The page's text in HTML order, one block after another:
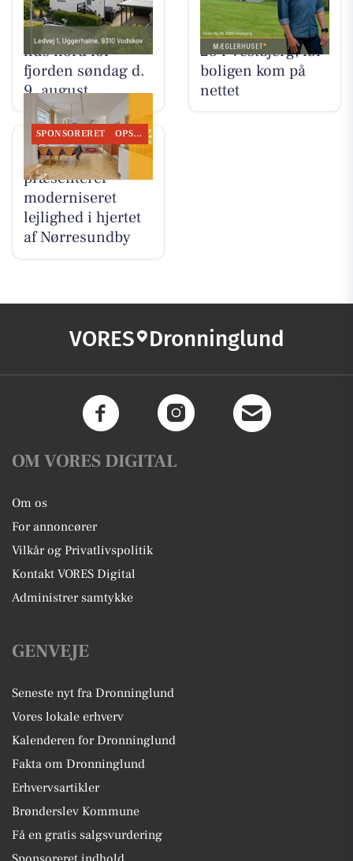
Mæglerhuset
inviterer til åbent
hus nord for
fjorden søndag d.
9. august
Mæglerhuset
solgte Tines Vej
28 i Vestbjerg, før
boligen kom på
nettet
SPONSORERET OPSLAGSTAVLEN
Mæglerhuset
præsenterer
moderniseret
lejlighed i hjertet
af Nørresundby
VORES Dronninglund
OM VORES DIGITAL
Om os
For annoncører
Vilkår og Privatlivspolitik
Kontakt VORES Digital
Administrer samtykke
GENVEJE
Seneste nyt fra Dronninglund
Vores lokale erhverv
Kalenderen for Dronninglund
Fakta om Dronninglund
Erhvervsartikler
Brønderslev Kommune
Få en gratis salgsvurdering